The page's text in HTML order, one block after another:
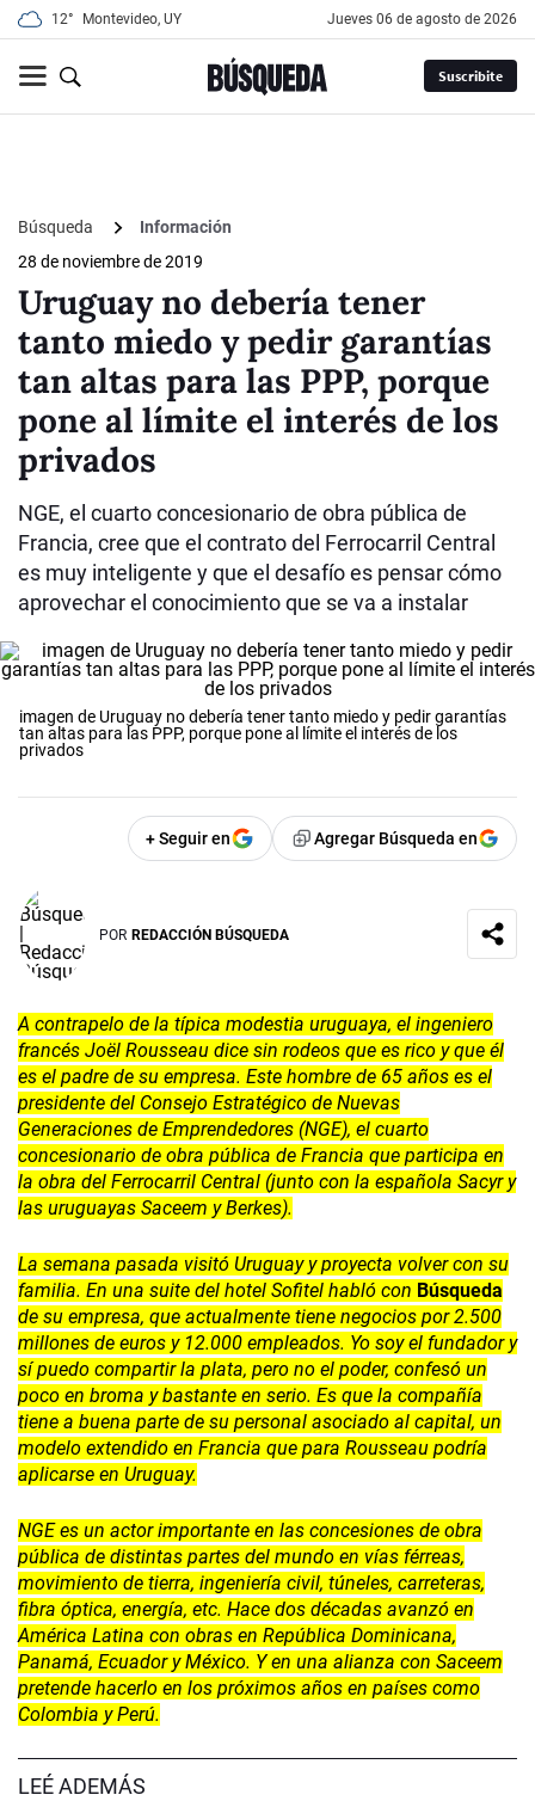
12° Montevideo, UY jueves 06 de agosto de 2026
Suscribite
Búsqueda
Información
28 de noviembre de 2019
Uruguay no debería tener
tanto miedo y pedir garantías
tan altas para las PPP, porque
pone al límite el interés de los
privados
NGE, el cuarto concesionario de obra pública de
Francia, cree que el contrato del Ferrocarril Central
es muy inteligente y que el desafío es pensar cómo
aprovechar el conocimiento que se va a instalar
imagen de Uruguay no debería tener tanto miedo y pedir garantías
tan altas para las PPP, porque pone al límite el interés de los
privados
+ Seguir en Agregar Búsqueda en
POR REDACCIÓN BÚSQUEDA
A contrapelo de la típica modestia uruguaya, el ingeniero
francés Joël Rousseau dice sin rodeos que es rico y que él
es el padre de su empresa. Este hombre de 65 años es el
presidente del Consejo Estratégico de Nuevas
Generaciones de Emprendedores (NGE), el cuarto
concesionario de obra pública de Francia que participa en
la obra del Ferrocarril Central (junto con la española Sacyr y
las uruguayas Saceem y Berkes).
La semana pasada visitó Uruguay y proyecta volver con su
familia. En una suite del hotel Sofitel habló con Búsqueda
de su empresa, que actualmente tiene negocios por 2.500
millones de euros y 12.000 empleados. Yo soy el fundador y
sí puedo compartir la plata, pero no el poder, confesó un
poco en broma y bastante en serio. Es que la compañía
tiene a buena parte de su personal asociado al capital, un
modelo extendido en Francia que para Rousseau podría
aplicarse en Uruguay.
NGE es un actor importante en las concesiones de obra
pública de distintas partes del mundo en vías férreas,
movimiento de tierra, ingeniería civil, túneles, carreteras,
fibra óptica, energía, etc. Hace dos décadas avanzó en
América Latina con obras en República Dominicana,
Panamá, Ecuador y México. Y en una alianza con Saceem
pretende hacerlo en los próximos años en países como
Colombia y Perú.
LEÉ ADEMÁS